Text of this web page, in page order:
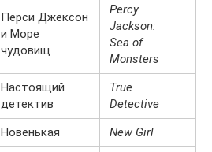
Перси Джексон
и Море
чудовищ
Percy
Jackson:
Sea of
Monsters
Настоящий
детектив
True
Detective
Новенькая New Girl